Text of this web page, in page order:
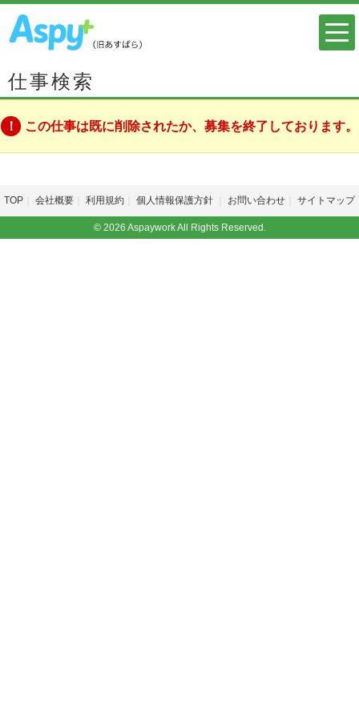
仕事検索
この仕事は既に削除されたか、募集を終了しております。
TOP 会社概要 利用規約 個人情報保護方針 お問い合わせ サイトマップ
© 2026 Aspaywork All Rights Reserved.